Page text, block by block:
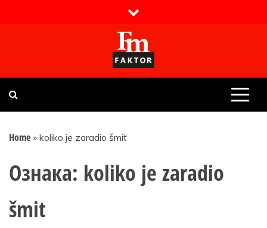
Faktor magazin
Uvijek presudan
Home » koliko je zaradio šmit
Ознака: koliko je zaradio
šmit